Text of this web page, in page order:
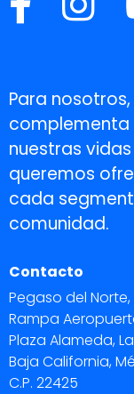
Para
complementa
nuestras
queremos
cada
comunidad.
Contacto
Pegaso del Norte,
Rampa
Plaza Alameda,
Baja California,
C.P. 22425